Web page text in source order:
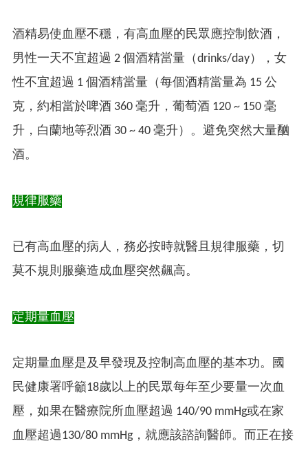
酒精易使血壓不穩，有高血壓的民眾應控制飲酒，
男性一天不宜超過 2 個酒精當量（drinks/day），女
性不宜超過 1 個酒精當量（每個酒精當量為 15 公
克，約相當於啤酒 360 毫升，葡萄酒 120 ~ 150 毫
升，白蘭地等烈酒 30 ~ 40 毫升）。避免突然大量酗
酒。
規律服藥
已有高血壓的病人，務必按時就醫且規律服藥，切
莫不規則服藥造成血壓突然飆高。
定期量血壓
定期量血壓是及早發現及控制高血壓的基本功。國
民健康署呼籲18歲以上的民眾每年至少要量一次血
壓，如果在醫療院所血壓超過 140/90 mmHg或在家
血壓超過130/80 mmHg，就應該諮詢醫師。而正在接